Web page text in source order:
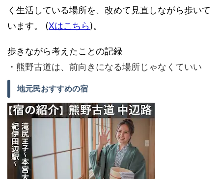
く生活している場所を、改めて見直しながら歩いて
います。 (Xはこちら)。
歩きながら考えたことの記録
・ 熊野古道は、前向きになる場所じゃなくていい
地元民おすすめの宿